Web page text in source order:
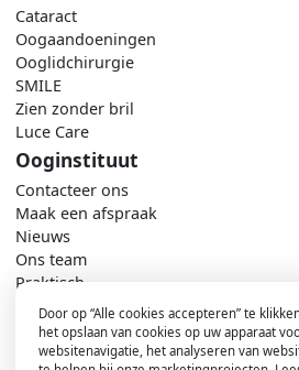
Cataract
Oogaandoeningen
Ooglidchirurgie
SMILE
Zien zonder bril
Luce Care
Ooginstituut
Contacteer ons
Maak een afspraak
Nieuws
Ons team
Praktisch
Door op “Alle cookies accepteren” te
het opslaan van cookies op uw apparaat
websitenavigatie, het analyseren van